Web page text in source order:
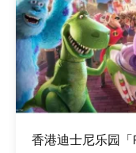
香港迪士尼乐园